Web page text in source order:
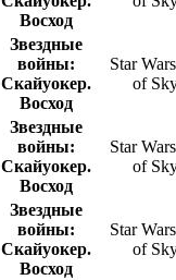
Восход
Звездные
войны:
Скайуокер.
Восход
Star
of
Звездные
войны:
Скайуокер.
Восход
Star
of
Звездные
войны:
Скайуокер.
Восход
Star
of